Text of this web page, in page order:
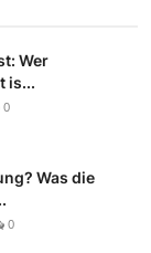
Wer
is...
0
Was die
0